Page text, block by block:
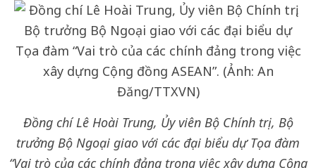
Đồng chí Lê Hoài Trung, Ủy viên Bộ Chính trị, Bộ
trưởng Bộ Ngoại giao với các đại biểu dự Tọa đàm
“Vai trò của các chính đảng trong việc xây dựng Cộng